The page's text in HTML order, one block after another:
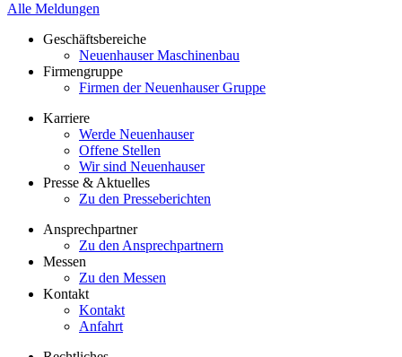
Alle Meldungen
Geschäftsbereiche
Neuenhauser Maschinenbau
Firmengruppe
Firmen der Neuenhauser Gruppe
Karriere
Werde Neuenhauser
Offene Stellen
Wir sind Neuenhauser
Presse & Aktuelles
Zu den Presseberichten
Ansprechpartner
Zu den Ansprechpartnern
Messen
Zu den Messen
Kontakt
Kontakt
Anfahrt